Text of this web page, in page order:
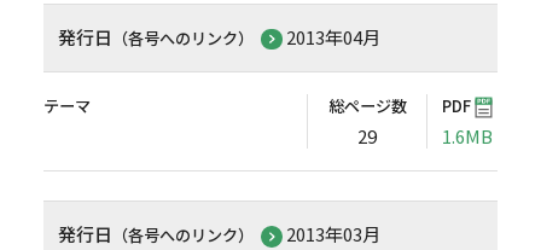
発行日 （各号へのリンク） 2013年04月
テーマ 総ページ数
29
PDF
1.6MB
発行日 （各号へのリンク） 2013年03月